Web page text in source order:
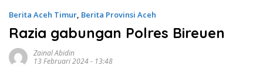
Berita Aceh Timur, Berita Provinsi Aceh
Razia gabungan Polres Bireuen
Zainal Abidin
13 Februari 2024 - 13:48